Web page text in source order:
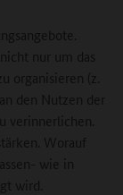
nur um das
organisieren (z.
den Nutzen der
verinnerlichen.
Worauf
wie in
wird.